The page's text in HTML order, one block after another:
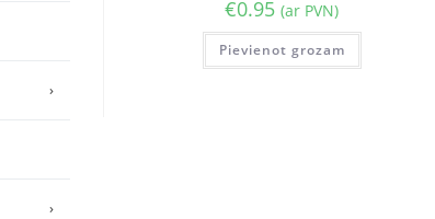
€0.95 (ar PVN)
Pievienot grozam
›
›